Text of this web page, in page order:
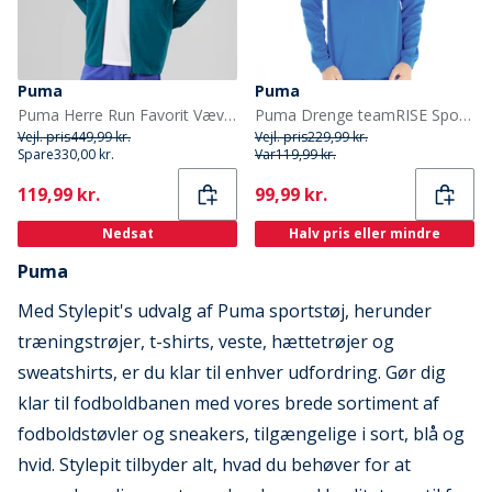
Puma
Puma Herre Run Favorit Vævet Løbejakke Ocean Tropic
Vejl. pris449,99 kr.
Spare330,00 kr.
Current
119,99 kr.
Nedsat
Puma
Puma Drenge teamRISE Sport træningstrøjer Blå
Vejl. pris229,99 kr.
Var119,99 kr.
Current
99,99 kr.
Halv pris eller mindre
Puma
Med Stylepit's udvalg af Puma sportstøj, herunder
træningstrøjer, t-shirts, veste, hættetrøjer og
sweatshirts, er du klar til enhver udfordring. Gør dig
klar til fodboldbanen med vores brede sortiment af
fodboldstøvler og sneakers, tilgængelige i sort, blå og
hvid. Stylepit tilbyder alt, hvad du behøver for at